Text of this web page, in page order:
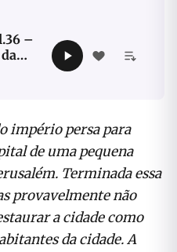
–
império persa para
de uma pequena
Terminada essa
provavelmente não
a cidade como
da cidade. A